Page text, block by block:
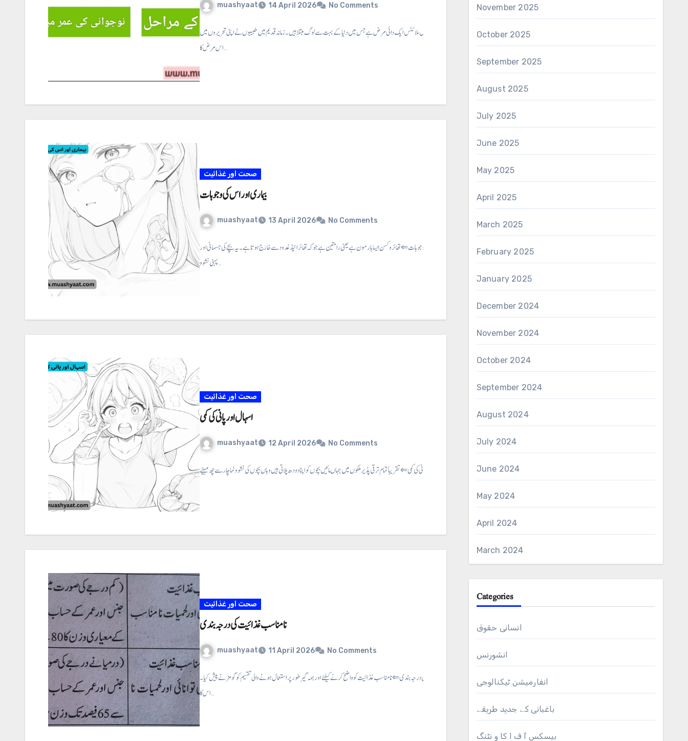
muashyaat 14 April 2026 No Comments
ذیا بیطس ⇐ ذیا بیطس ملائٹس ایک دائی مرض ہے جس میں دنیا کے بہت سے لوگ مبتلا ہیں۔ زمانہ قدیم میں طبیبوں نے اپنی تحریروں میں
اس مرض کا…
صحت اور غذائیت
بیماری اور اس کی وجوہات
muashyaat 13 April 2026 No Comments
بیماری اور اس کی وجوہات ⇐ تھائر وکسن ایسا ہارمون ہے یعنی رامتین ہے جو کہ تھائرائیڈ غدود سے خارج ہوتا ہے۔ یہ بچے کی جسمانی اور
پہنی نشو و…
صحت اور غذائیت
اسہال اور پانی کی کمی
muashyaat 12 April 2026 No Comments
صحت اور غذائیت
نا مناسب غذائیت کی درجہ بندی
muashyaat 11 April 2026 No Comments
نا مناسب غذائیت کی درجہ بندی ⇐ نا مناسب غذائیت کو واضح کرنے کیلئے اور ہمہ گیر طور پر استعمال ہونے والی تقسیم کو گومز نے پیش کیا۔
اس کا…
November 2025
October 2025
September 2025
August 2025
July 2025
June 2025
May 2025
April 2025
March 2025
February 2025
January 2025
December 2024
November 2024
October 2024
September 2024
August 2024
July 2024
June 2024
May 2024
April 2024
March 2024
Categories
انسانی حقوق
انشورنس
انفارمیشن ٹیکنالوجی
باغبانی کے جدید طریقے
بیسکس آ ف ا کا و نٹنگ